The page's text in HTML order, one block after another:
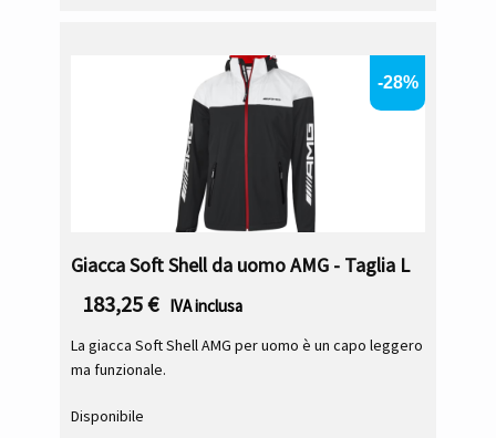
-28%
Giacca Soft Shell da uomo AMG - Taglia L
183,25€ IVA inclusa
La giacca Soft Shell AMG per uomo è un capo leggero
ma funzionale.
Disponibile